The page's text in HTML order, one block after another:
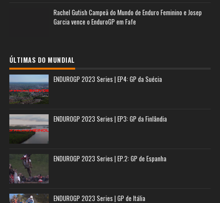
Rachel Gutish Campeã do Mundo de Enduro Feminino e Josep
Garcia vence o EnduroGP em Fafe
ÚLTIMAS DO MUNDIAL
ENDUROGP 2023 Series | EP4: GP da Suécia
ENDUROGP 2023 Series | EP3: GP da Finlândia
ENDUROGP 2023 Series | EP.2: GP de Espanha
ENDUROGP 2023 Series | GP de Itália